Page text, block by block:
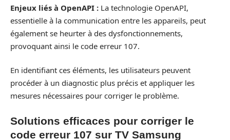
Enjeux liés à OpenAPI : La technologie OpenAPI,
essentielle à la communication entre les appareils, peut
également se heurter à des dysfonctionnements,
provoquant ainsi le code erreur 107.
En identifiant ces éléments, les utilisateurs peuvent
procéder à un diagnostic plus précis et appliquer les
mesures nécessaires pour corriger le problème.
Solutions efficaces pour corriger le
code erreur 107 sur TV Samsung